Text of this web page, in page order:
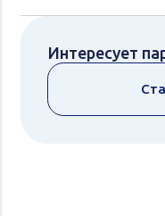
Интересует